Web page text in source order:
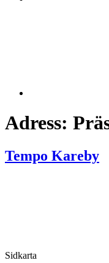
Adress:
Tempo Kareby
Sidkarta